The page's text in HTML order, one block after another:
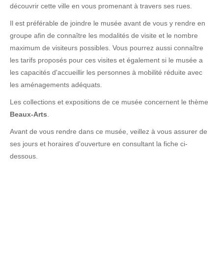
découvrir cette ville en vous promenant à travers ses rues.
Il est préférable de joindre le musée avant de vous y rendre en
groupe afin de connaître les modalités de visite et le nombre
maximum de visiteurs possibles. Vous pourrez aussi connaître
les tarifs proposés pour ces visites et également si le musée a
les capacités d'accueillir les personnes à mobilité réduite avec
les aménagements adéquats.
Les collections et expositions de ce musée concernent le thème
Beaux-Arts
Avant de vous rendre dans ce musée, veillez à vous assurer de
ses jours et horaires d'ouverture en consultant la fiche ci-
dessous.